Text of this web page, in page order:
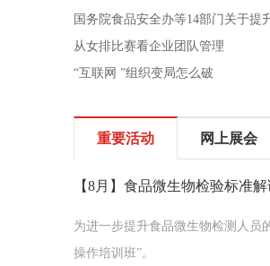
从女排比赛看企业团队管理
“互联网 ”组织变局怎么破
重要活动 网上展会
【8月】食品微生物检验标准
为进一步提升食品微生物检测人员
操作培训班”。